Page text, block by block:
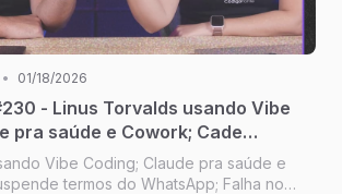
• 01/18/2026
- Linus Torvalds usando Vibe
pra saúde e Cowork; Cade
do WhatsApp; Siri com
Vibe Coding; Claude pra saúde e
termos do WhatsApp; Falha no